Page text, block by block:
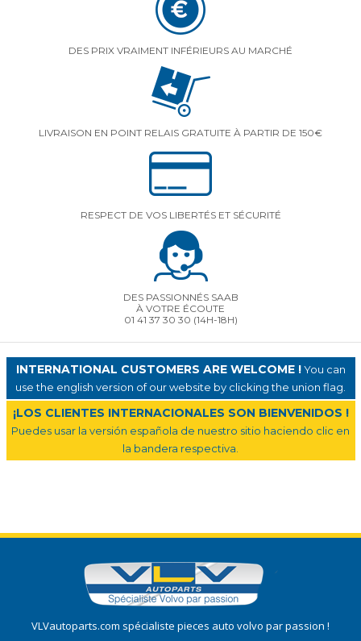
DES PRIX VRAIMENT INFÉRIEURS AU MARCHÉ
LIVRAISON EN POINT RELAIS GRATUITE À PARTIR DE 150€
RESPECT DE VOS LIBERTÉS ET SÉCURITÉ
DES PASSIONNÉS SAAB
À VOTRE ÉCOUTE
01 41 37 30 30 (14H-18H)
INTERNATIONAL CUSTOMERS ARE WELCOME !You can
use the english version of our website by clicking the union flag.
¡LOS CLIENTES INTERNACIONALES SON BIENVENIDOS !
Puedes usar la versión española de nuestro sitio haciendo clic en
la bandera respectiva.
VLVautoparts.com spécialiste pieces auto volvo par passion !